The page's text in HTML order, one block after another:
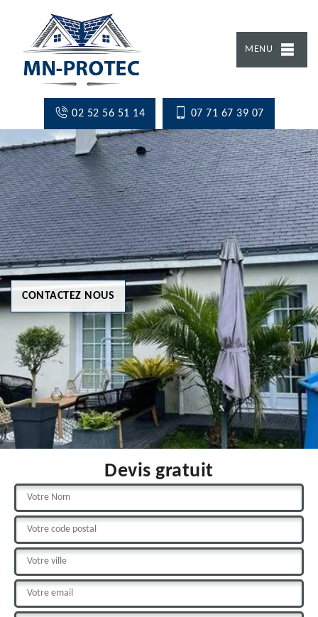
MENU
02 52 56 51 14 07 71 67 39 07
CONTACTEZ NOUS
Devis gratuit